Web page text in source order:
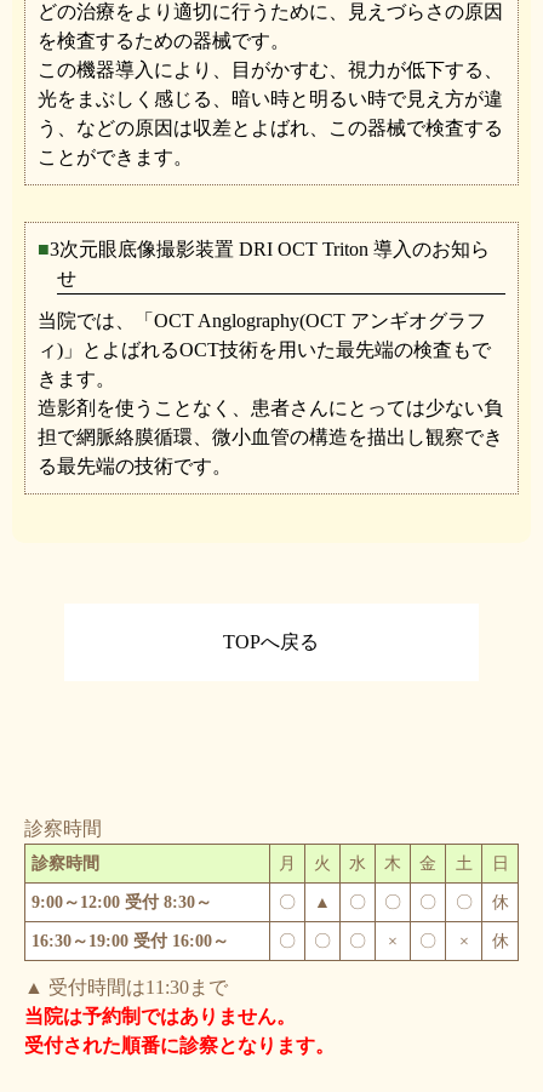
どの治療をより適切に行うために、見えづらさの原因
を検査するための器械です。
この機器導入により、目がかすむ、視力が低下する、
光をまぶしく感じる、暗い時と明るい時で見え方が違
う、などの原因は収差とよばれ、この器械で検査する
ことができます。
3次元眼底像撮影装置 DRI OCT Triton 導入のお知ら
せ
当院では、「OCT Anglography(OCT アンギオグラフ
ィ)」とよばれるOCT技術を用いた最先端の検査もで
きます。
造影剤を使うことなく、患者さんにとっては少ない負
担で網脈絡膜循環、微小血管の構造を描出し観察でき
る最先端の技術です。
TOPへ戻る
診察時間
診察時間 月 火 水 木 金 土
日
9:00～12:00 受付 8:30～
〇 ▲ 〇 〇 〇 〇
休
16:30～19:00 受付 16:00～
〇 〇 〇 × 〇 × 休
▲ 受付時間は11:30まで
当院は予約制ではありません。
受付された順番に診察となります。